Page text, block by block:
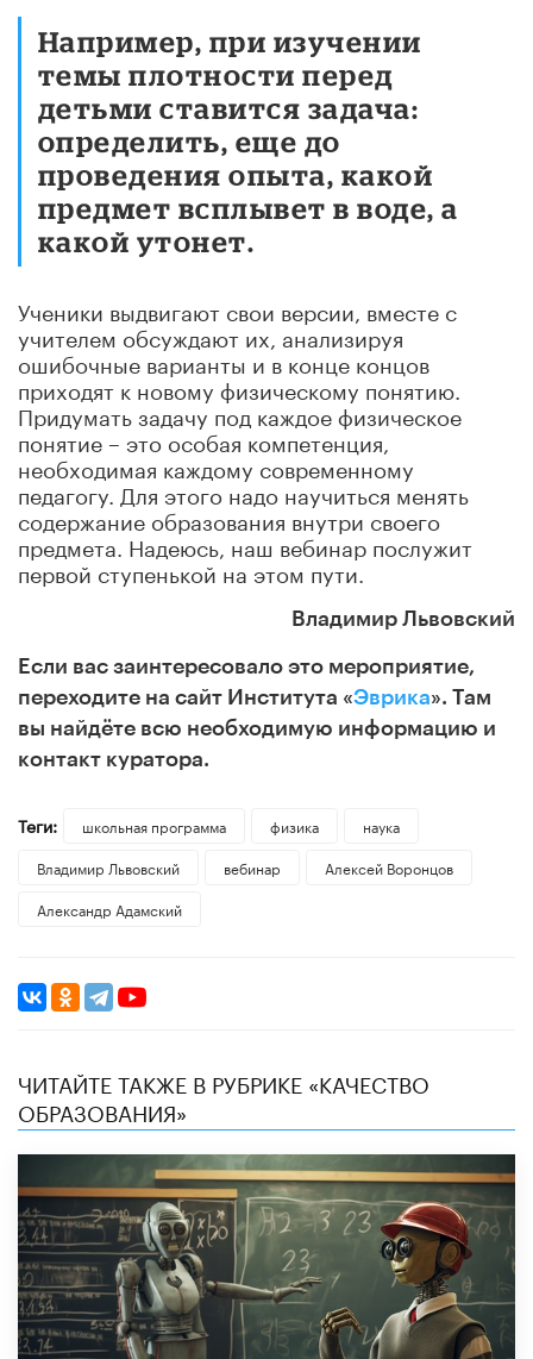
Например, при изучении
темы плотности перед
детьми ставится задача:
определить, еще до
проведения опыта, какой
предмет всплывет в воде, а
какой утонет.
Ученики выдвигают свои версии, вместе с
учителем обсуждают их, анализируя
ошибочные варианты и в конце концов
приходят к новому физическому понятию.
Придумать задачу под каждое физическое
понятие – это особая компетенция,
необходимая каждому современному
педагогу. Для этого надо научиться менять
содержание образования внутри своего
предмета. Надеюсь, наш вебинар послужит
первой ступенькой на этом пути.
Владимир Львовский
Если вас заинтересовало это мероприятие,
переходите на сайт Института «Эврика». Там
вы найдёте всю необходимую информацию и
контакт куратора.
Теги: школьная программа физика
наука
Владимир Львовский
вебинар
Алексей Воронцов
Александр Адамский
ЧИТАЙТЕ ТАКЖЕ В РУБРИКЕ «КАЧЕСТВО
ОБРАЗОВАНИЯ»